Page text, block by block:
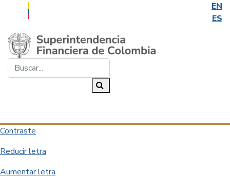
EN
ES
Saltar al contenido principal
Contraste
Reducir letra
Aumentar letra